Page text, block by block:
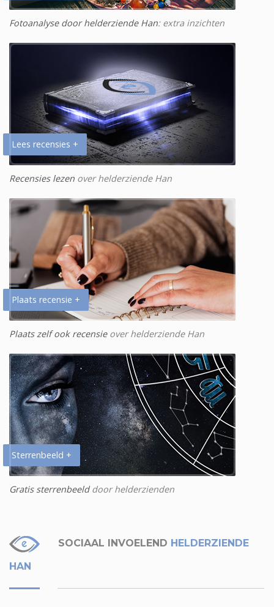
Fotoanalyse door helderziende Han: extra inzichten
Lees recensies +
Recensies lezen over helderziende Han
Plaats recensie +
Plaats zelf ook recensieover helderziende Han
Sterrenbeeld +
Gratis sterrenbeelddoor helderzienden
SOCIAAL INVOELEND HELDERZIENDE
HAN